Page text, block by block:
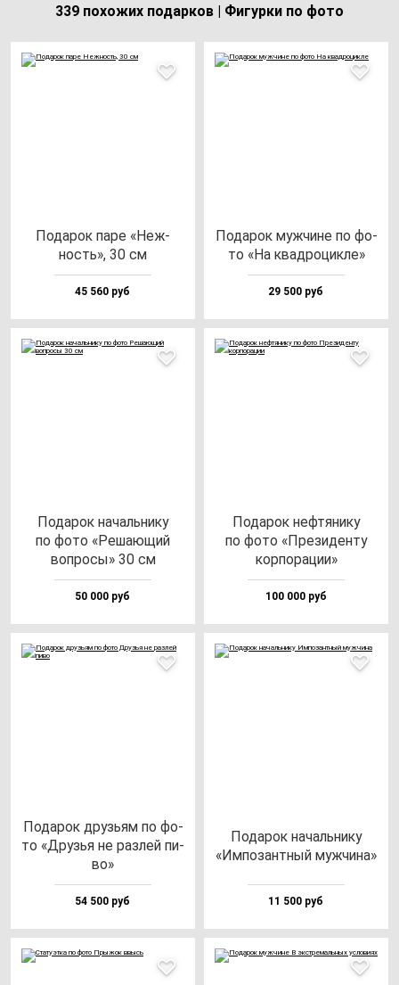
339 похожих подарков | Фигурки по фото
Пода­рок па­ре «Неж­
ность», 30 см
45 560 руб
Пода­рок муж­чи­не по фо­
то «На квад­ро­цик­ле»
29 500 руб
Пода­рок на­чаль­ни­ку
по фо­то «Реша­ющий
воп­ро­сы» 30 см
50 000 руб
Пода­рок неф­тя­ни­ку
по фо­то «Пре­зи­ден­ту
кор­по­ра­ции»
100 000 руб
Пода­рок друзь­ям по фо­
то «Друзья не раз­лей пи­
во»
54 500 руб
Пода­рок на­чаль­ни­ку
«Импо­зан­тный муж­чи­на»
11 500 руб